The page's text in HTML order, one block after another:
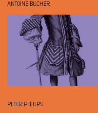
ANTOINE BUCHER
PETER PHILIPS